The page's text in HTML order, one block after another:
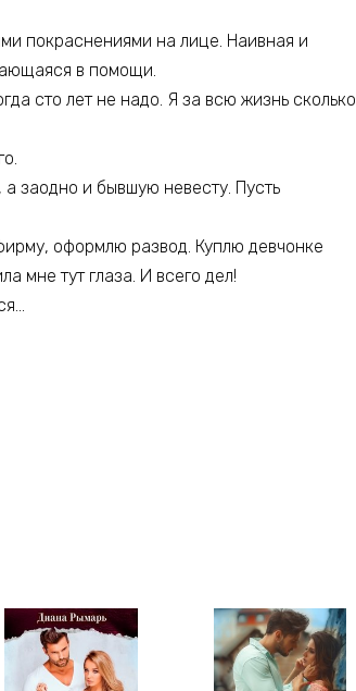
покраснениями на лице. Наивная и
в помощи.
сто лет не надо. Я за всю жизнь сколько
заодно и бывшую невесту. Пусть
оформлю развод. Куплю девчонке
мне тут глаза. И всего дел!